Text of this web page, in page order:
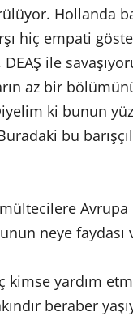
Hollanda
hiç empati
ile
az bir
ki bunun
bu
neye faydası
kimse yardım
beraber